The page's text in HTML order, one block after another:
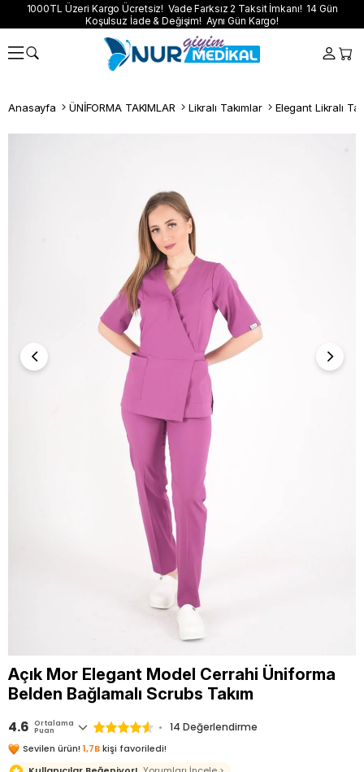
1000TL Üzeri Kargo Ücretsiz! Vade Farksız 2 Taksit İmkanı! 14 Gün
Koşulsuz İade & Değişim! Aynı Gün Kargo!
Anasayfa ÜNİFORMA TAKIMLAR Likralı Takımlar Elegant Likralı
Açık Mor Elegant Model Cerrahi Üniforma
Belden Bağlamalı Scrubs Takım
4.6 Ortalama
Puan 14 Değerlendirme
Sevilen ürün! 1,7Bkişi favoriledi!